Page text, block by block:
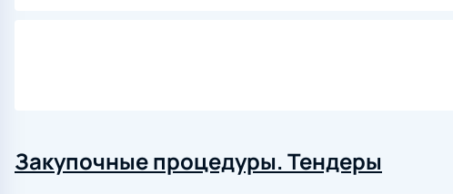
Закупочные процедуры. Тендеры